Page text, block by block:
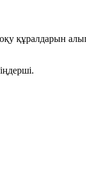
құралдарын